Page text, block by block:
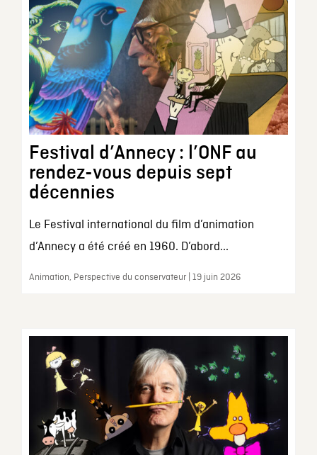
Festival d’Annecy : l’ONF au
rendez-vous depuis sept
décennies
Le Festival international du film d’animation
d’Annecy a été créé en 1960. D’abord...
Animation, Perspective du conservateur | 19 juin 2026